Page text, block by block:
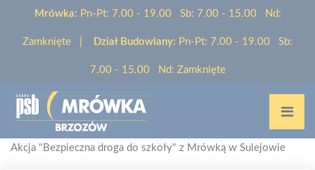
Mrówka: Pn-Pt: 7.00 - 19.00 Sb: 7.00 - 15.00 Nd:
Zamknięte | Dział Budowlany: Pn-Pt: 7.00 - 19.00 Sb:
7.00 - 15.00 Nd: Zamknięte
Aktualności /
Akcja "Bezpieczna droga do szkoły" z Mrówką w Sulejowie